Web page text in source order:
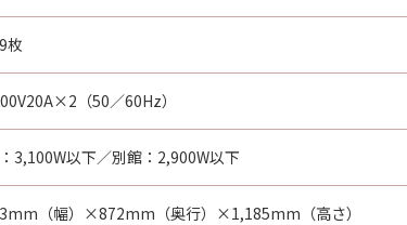
枚
（50／60Hz）
3,100W以下／別館：2,900W以下
（幅）×872mm（奥行）×1,185mm（高さ）